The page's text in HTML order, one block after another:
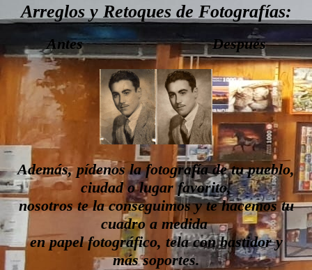
Arreglos y Retoques de Fotografías:
Antes Después
Además, pídenos la fotografía de tu pueblo,
ciudad o lugar favorito,
nosotros te la conseguimos y te hacemos tu
cuadro a medida
en papel fotográfico, tela con bastidor y
más soportes.